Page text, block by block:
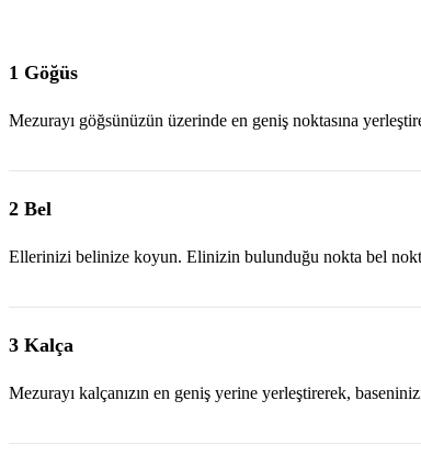
1 Göğüs
Mezurayı göğsünüzün üzerinde en geniş noktasına
2 Bel
Ellerinizi belinize koyun. Elinizin bulunduğu nokta bel
3 Kalça
Mezurayı kalçanızın en geniş yerine yerleştirerek,